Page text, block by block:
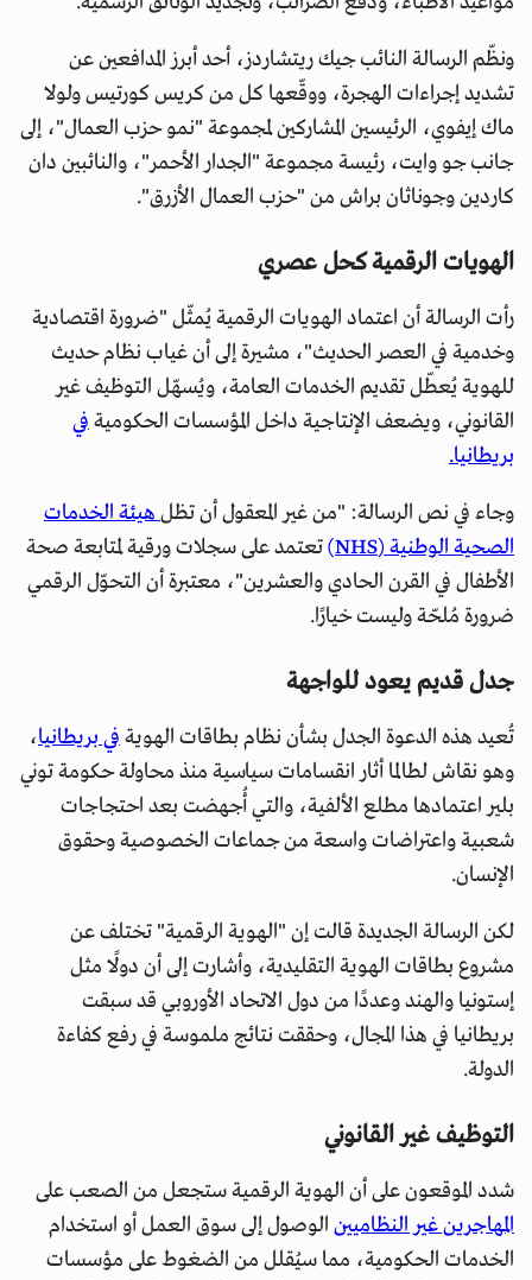
ونظّم الرسالة النائب جيك ريتشاردز، أحد أبرز المدافعين عن
تشديد إجراءات الهجرة، ووقّعها كل من كريس كورتيس ولولا
ماك إيفوي، الرئيسين المشاركين لمجموعة "نمو حزب العمال"، إلى
جانب جو وايت، رئيسة مجموعة "الجدار الأحمر"، والنائبين دان
كاردين وجوناثان براش من "حزب العمال الأزرق".
الهويات الرقمية كحل عصري
رأت الرسالة أن اعتماد الهويات الرقمية يُمثّل "ضرورة اقتصادية
وخدمية في العصر الحديث"، مشيرة إلى أن غياب نظام حديث
للهوية يُعطّل تقديم الخدمات العامة، ويُسهّل التوظيف غير
القانوني، ويضعف الإنتاجية داخل المؤسسات الحكوميةفي
بريطانيا.
وجاء في نص الرسالة: "من غير المعقول أن تظلهيئة الخدمات
الصحية الوطنية (NHS)
تعتمد على سجلات ورقية لمتابعة صحة
الأطفال في القرن الحادي والعشرين"، معتبرة أن التحوّل الرقمي
ضرورة مُلحّة وليست خيارًا.
جدل قديم يعود للواجهة
تُعيد هذه الدعوة الجدل بشأن نظام بطاقات الهويةفي بريطانيا،
وهو نقاش لطالما أثار انقسامات سياسية منذ محاولة حكومة توني
بلير اعتمادها مطلع الألفية، والتي أُجهضت بعد احتجاجات
شعبية واعتراضات واسعة من جماعات الخصوصية وحقوق
الإنسان.
لكن الرسالة الجديدة قالت إن "الهوية الرقمية" تختلف عن
مشروع بطاقات الهوية التقليدية، وأشارت إلى أن دولًا مثل
إستونيا والهند وعددًا من دول الاتحاد الأوروبي قد سبقت
بريطانيا في هذا المجال، وحققت نتائج ملموسة في رفع كفاءة
الدولة.
التوظيف غير القانوني
شدد الموقعون على أن الهوية الرقمية ستجعل من الصعب على
المهاجرين غير النظاميين الوصول إلى سوق العمل أو استخدام
الخدمات الحكومية، مما سيُقلل من الضغوط على مؤسسات